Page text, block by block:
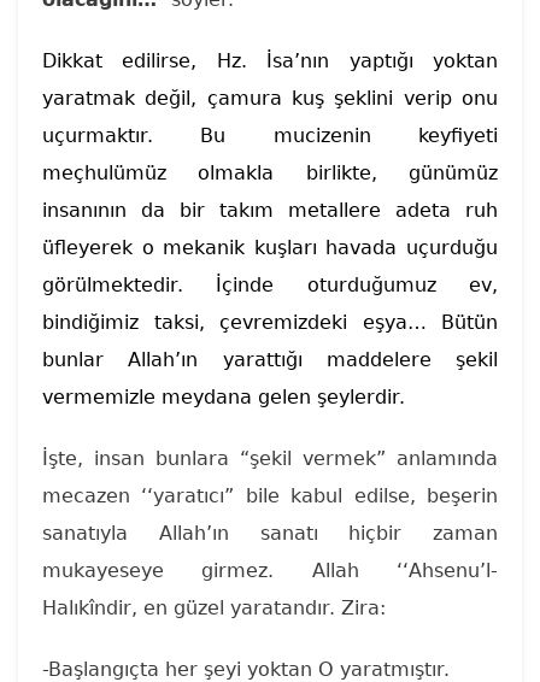
Dikkat edilirse, Hz. İsa’nın yaptığı yoktan
yaratmak değil, çamura kuş şeklini verip onu
uçurmaktır. Bu mucizenin keyfiyeti
meçhulümüz olmakla birlikte, günümüz
insanının da bir takım metallere adeta ruh
üfleyerek o mekanik kuşları havada uçurduğu
görülmektedir. İçinde oturduğumuz ev,
bindiğimiz taksi, çevremizdeki eşya… Bütün
bunlar Allah’ın yarattığı maddelere şekil
vermemizle meydana gelen şeylerdir.
İşte, insan bunlara “şekil vermek” anlamında
mecazen ‘‘yaratıcı” bile kabul edilse, beşerin
sanatıyla Allah’ın sanatı hiçbir zaman
mukayeseye girmez. Allah ‘‘Ahsenu’l-
Halıkîndir, en güzel yaratandır. Zira:
-Başlangıçta her şeyi yoktan O yaratmıştır.